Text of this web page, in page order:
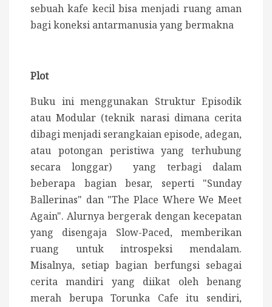
sebuah kafe kecil bisa menjadi ruang aman
bagi koneksi antarmanusia yang bermakna
Plot
Buku ini menggunakan Struktur Episodik
atau Modular (teknik narasi dimana cerita
dibagi menjadi serangkaian episode, adegan,
atau potongan peristiwa yang terhubung
secara longgar) yang terbagi dalam
beberapa bagian besar, seperti "Sunday
Ballerinas" dan "The Place Where We Meet
Again". Alurnya bergerak dengan kecepatan
yang disengaja Slow-Paced, memberikan
ruang untuk introspeksi mendalam.
Misalnya, setiap bagian berfungsi sebagai
cerita mandiri yang diikat oleh benang
merah berupa Torunka Cafe itu sendiri,